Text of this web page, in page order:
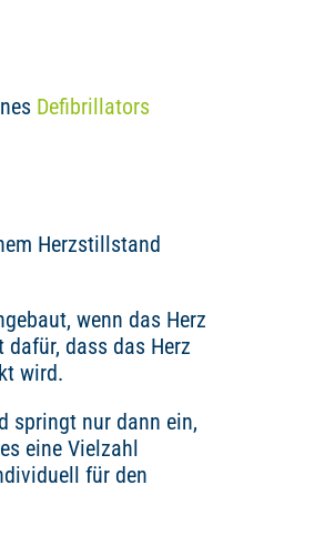
Defibrillators
Herzstillstand
wenn das Herz
dass das Herz
wird.
springt nur dann ein,
eine Vielzahl
für den